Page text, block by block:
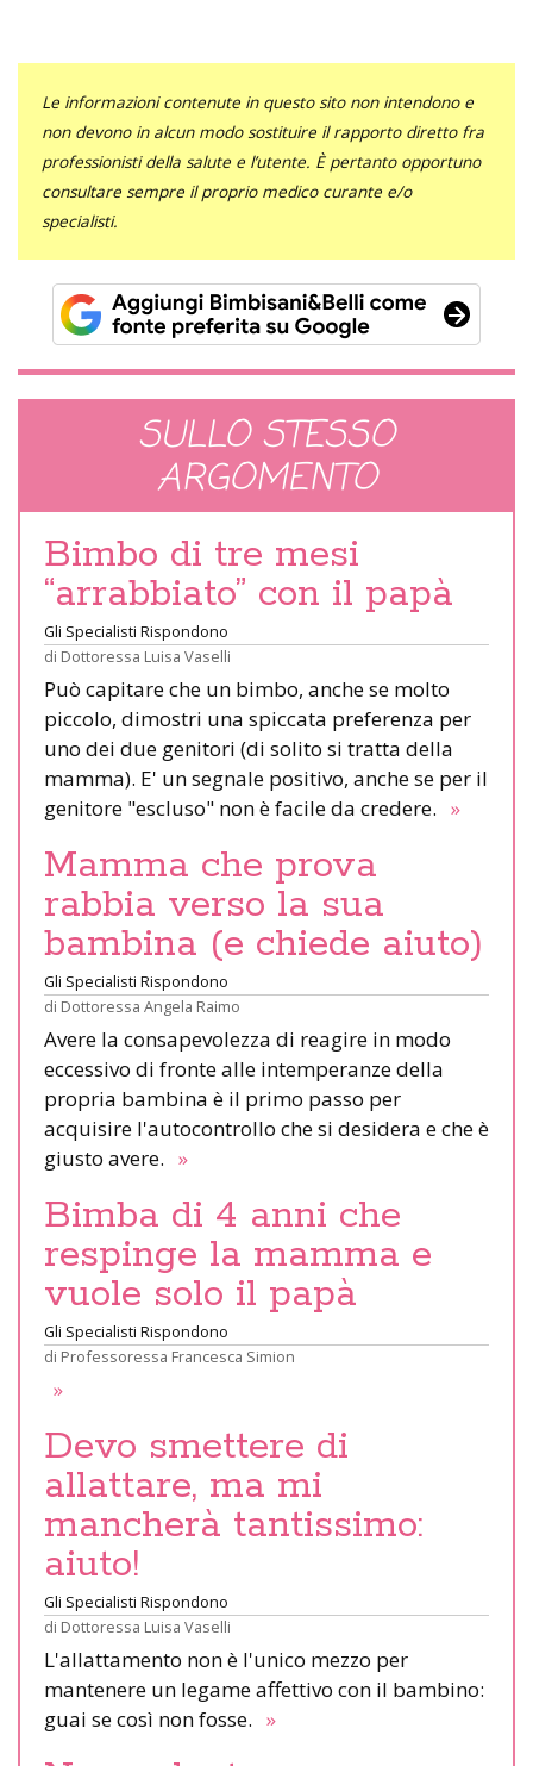
Le informazioni contenute in questo sito non intendono e
non devono in alcun modo sostituire il rapporto diretto fra
professionisti della salute e l’utente. È pertanto opportuno
consultare sempre il proprio medico curante e/o
specialisti.
SULLO STESSO
ARGOMENTO
Bimbo di tre mesi
“arrabbiato” con il papà
Gli Specialisti Rispondono
di Dottoressa Luisa Vaselli
Può capitare che un bimbo, anche se molto
piccolo, dimostri una spiccata preferenza per
uno dei due genitori (di solito si tratta della
mamma). E' un segnale positivo, anche se per il
genitore "escluso" non è facile da credere. »
Mamma che prova
rabbia verso la sua
bambina (e chiede aiuto)
Gli Specialisti Rispondono
di Dottoressa Angela Raimo
Avere la consapevolezza di reagire in modo
eccessivo di fronte alle intemperanze della
propria bambina è il primo passo per
acquisire l'autocontrollo che si desidera e che è
giusto avere. »
Bimba di 4 anni che
respinge la mamma e
vuole solo il papà
Gli Specialisti Rispondono
di Professoressa Francesca Simion
»
Devo smettere di
allattare, ma mi
mancherà tantissimo:
aiuto!
Gli Specialisti Rispondono
di Dottoressa Luisa Vaselli
L'allattamento non è l'unico mezzo per
mantenere un legame affettivo con il bambino:
guai se così non fosse. »